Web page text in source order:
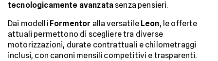
tecnologicamente avanzata senza pensieri.
Dai modelli Formentor alla versatile Leon, le offerte
attuali permettono di scegliere tra diverse
motorizzazioni, durate contrattuali e chilometraggi
inclusi, con canoni mensili competitivi e trasparenti.